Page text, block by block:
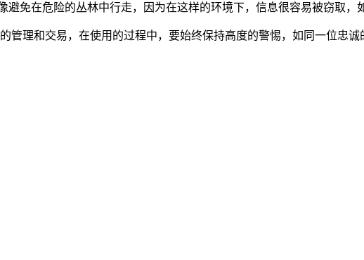
免在危险的丛林中行走，因为在这样的环境下，信息很容易被窃取，
管理和交易，在使用的过程中，要始终保持高度的警惕，如同一位忠